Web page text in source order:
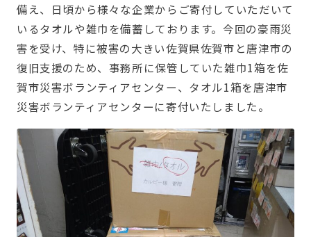
備え、日頃から様々な企業からご寄付していただいて
いるタオルや雑巾を備蓄しております。今回の豪雨災
害を受け、特に被害の大きい佐賀県佐賀市と唐津市の
復旧支援のため、事務所に保管していた雑巾1箱を佐
賀市災害ボランティアセンター、タオル1箱を唐津市
災害ボランティアセンターに寄付いたしました。